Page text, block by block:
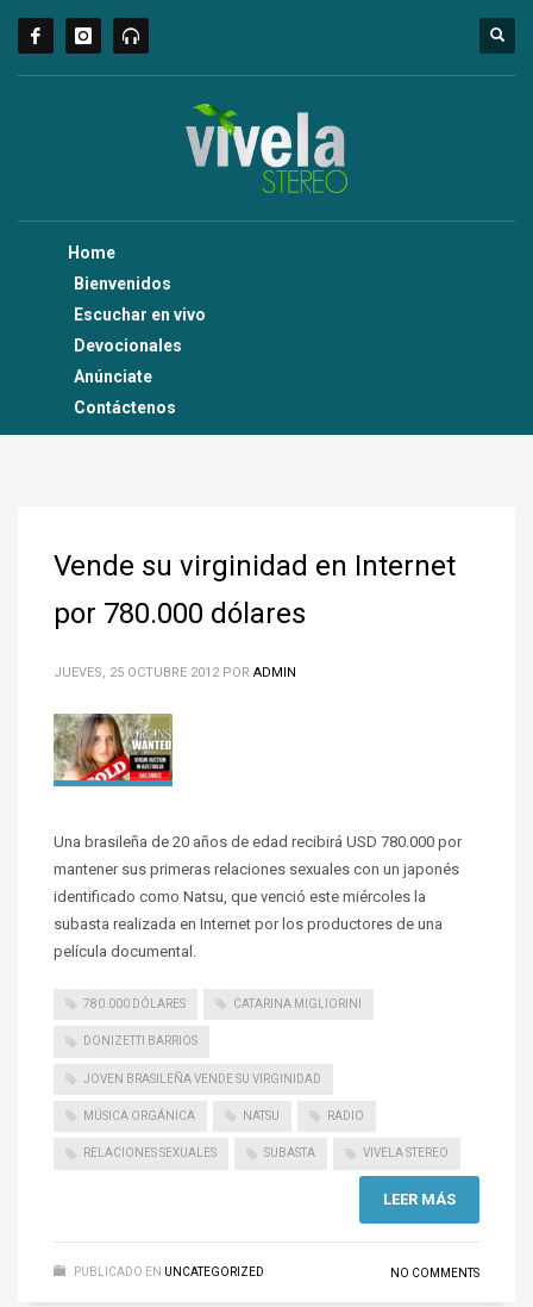
Home
Bienvenidos
Escuchar en vivo
Devocionales
Anúnciate
Contáctenos
Vende su virginidad en Internet
por 780.000 dólares
JUEVES, 25 OCTUBRE 2012 POR ADMIN
Una brasileña de 20 años de edad recibirá USD 780.000 por
mantener sus primeras relaciones sexuales con un japonés
identificado como Natsu, que venció este miércoles la
subasta realizada en Internet por los productores de una
película documental.
780.000 DÓLARES CATARINA MIGLIORINI
DONIZETTI BARRIOS
JOVEN BRASILEÑA VENDE SU VIRGINIDAD
MÚSICA ORGÁNICA NATSU RADIO
RELACIONES SEXUALES SUBASTA VIVELA STEREO
LEER MÁS
PUBLICADO EN UNCATEGORIZED NO COMMENTS